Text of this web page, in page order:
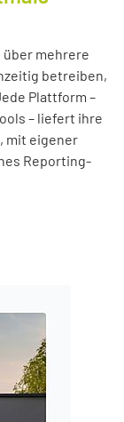
mehrere
betreiben,
Plattform –
– liefert ihre
mit eigener
Reporting-